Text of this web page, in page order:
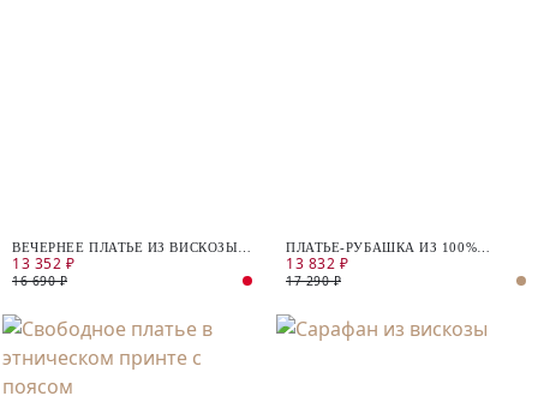
ВЕЧЕРНЕЕ ПЛАТЬЕ ИЗ ВИСКОЗЫ
И ЛЬНА
13 352 ₽
16 690 ₽
ПЛАТЬЕ-РУБАШКА ИЗ 100%
ВИСКОЗЫ
13 832 ₽
17 290 ₽